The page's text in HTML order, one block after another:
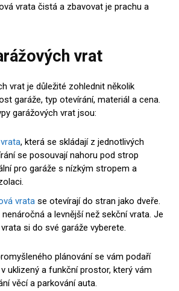
vrata čistá a zbavovat je prachu a
vrat
vrat je důležité zohlednit několik
garáže, typ otevírání, materiál a cena.
garážových vrat jsou:
, která se skládají z jednotlivých
se posouvají nahoru pod strop
pro garáže s nízkým stropem a
vrata se otevírají do stran jako dveře.
a levnější než sekční vrata. Je
si do své garáže vyberete.
plánování se vám podaří
uklizený a funkční prostor, který vám
věcí a parkování auta.